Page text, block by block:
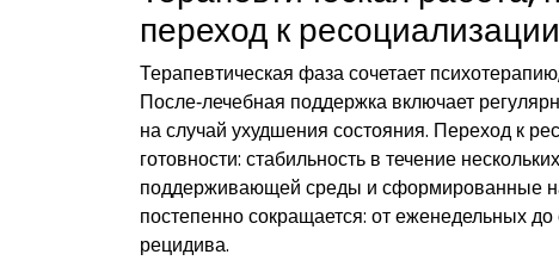
переход к ресоциализации
Терапевтическая фаза сочетает
После‑лечебная поддержка включает
на случай ухудшения состояния. Переход к
готовности: стабильность в течение
поддерживающей среды и сформированные
постепенно сокращается: от еженедельных
рецидива.